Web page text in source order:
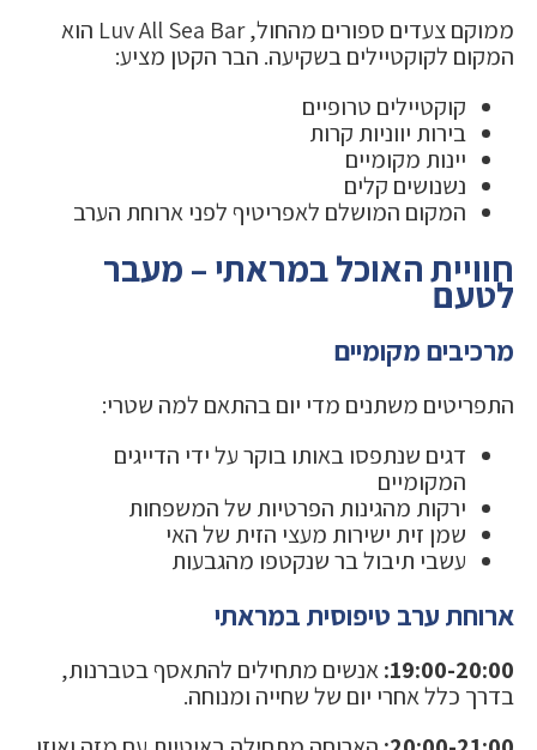
ממוקם צעדים ספורים מהחול, Luv All Sea Bar הוא
המקום לקוקטיילים בשקיעה. הבר הקטן מציע:
קוקטיילים טרופיים
בירות יווניות קרות
יינות מקומיים
נשנושים קלים
המקום המושלם לאפריטיף לפני ארוחת הערב
חוויית האוכל במראתי – מעבר
לטעם
מרכיבים מקומיים
התפריטים משתנים מדי יום בהתאם למה שטרי:
דגים שנתפסו באותו בוקר על ידי הדייגים
המקומיים
ירקות מהגינות הפרטיות של המשפחות
שמן זית ישירות מעצי הזית של האי
עשבי תיבול בר שנקטפו מהגבעות
ארוחת ערב טיפוסית במראתי
19:00-20:00: אנשים מתחילים להתאסף בטברנות,
בדרך כלל אחרי יום של שחייה ומנוחה.